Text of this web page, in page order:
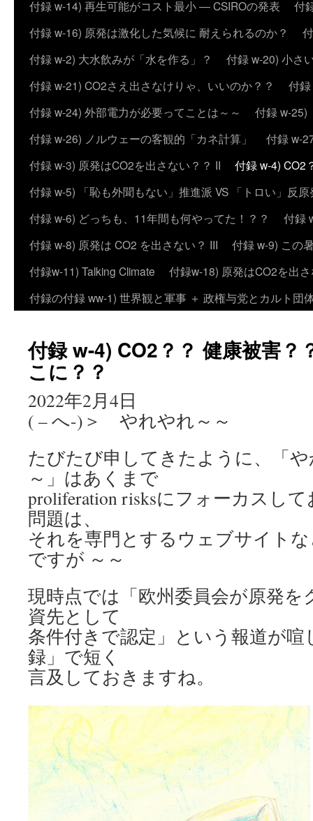
付録 w-14) 再生可能がコスト最小 ― CSIROの発表
付
付録 w-16) 原発は激化した気候に 耐えられるのか？
付録 w-2) 大水飲みが「水を作る」？
付録 w-20) 小さ
付録 w-21) CO2さえ出さなけりゃ、いいのか？？
付
付録 w-24) 外部電力が必要ってことは～～
付録 w-25)
付録 w-26) ノルウェーの客観的「カネ計算」
付録 w-
付録 w-3) 原発はCO2を出さない？？ II
付録 w-4) CO2
付録 w-5) 「恥も外聞もない」推進派 VS 「トロい」反
付録 w-6) どっちも、11年間も何やってた！？？
付録
付録 w-8) 原発は CO2 を出さない？ III
付録 w-9) この
付録w-11) Talking Climate
付録w-18) 原発はCO2を出
付録の付録 ww-1) 世界観と軍事 ＋ 政権与党とカルト団
付録 w-4) CO2？？ 健康被害？
こに？？
2022年2月4日
( – へ-)＞ やれやれ～～
たびたび申してきたように、「
～」はあくまで
proliferation risksにフォーカスし
問題は、
それを専門とするウェブサイト
ですが ～～
現時点では「欧州委員会が原発を
資先として
条件付きで認定」という報道が
録」で短く
言及しておきますね。